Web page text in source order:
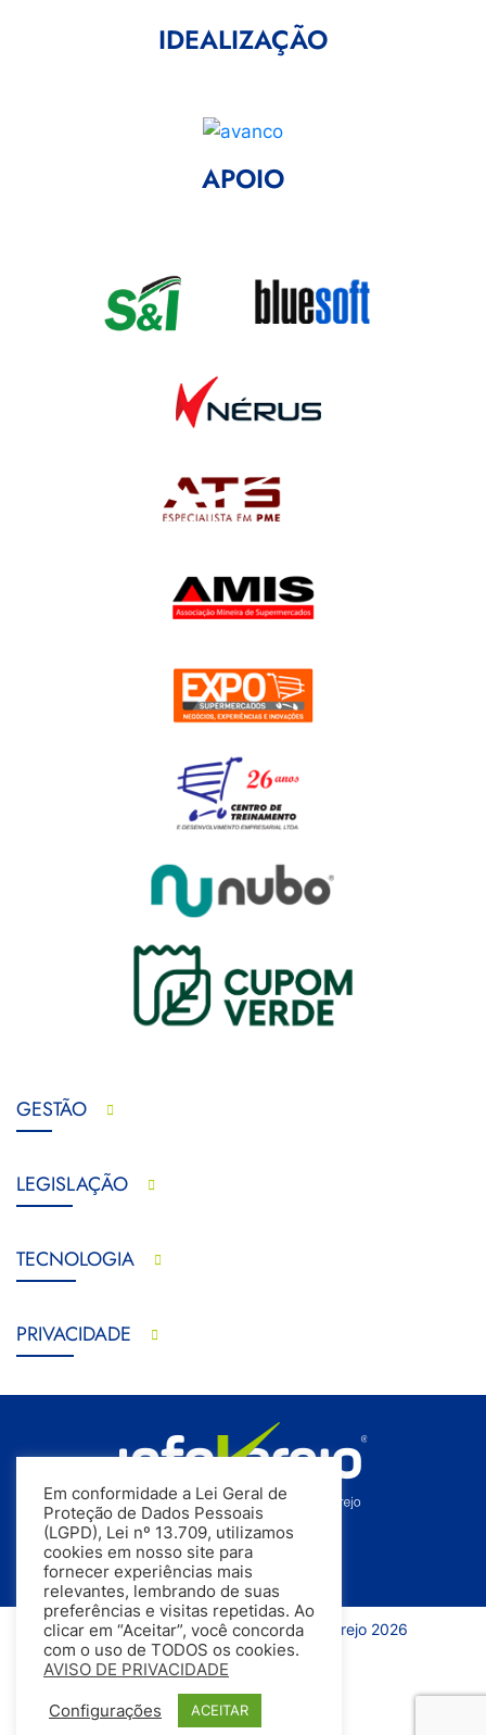
IDEALIZAÇÃO
APOIO
GESTÃO
LEGISLAÇÃO
TECNOLOGIA
PRIVACIDADE
Todos os direitos reservados | InfoVarejo 2026
Em conformidade a Lei Geral de
Proteção de Dados Pessoais
(LGPD), Lei nº 13.709, utilizamos
cookies em nosso site para
fornecer experiências mais
relevantes, lembrando de suas
preferências e visitas repetidas. Ao
clicar em “Aceitar”, você concorda
com o uso de TODOS os cookies.
AVISO DE PRIVACIDADE
Configurações ACEITAR